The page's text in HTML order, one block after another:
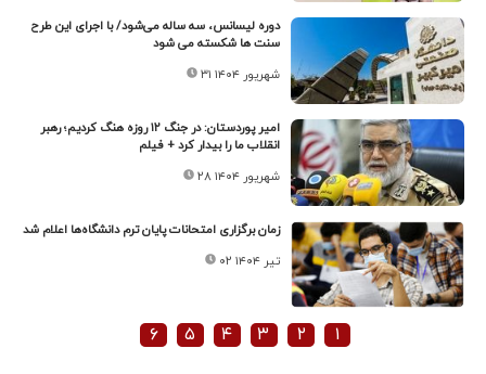
دوره لیسانس، سه ساله می‌شود/ با اجرای این طرح
سنت ها شکسته می شود
۳۱ شهریور ۱۴۰۴
امیر پوردستان: در جنگ ۱۲ روزه هنگ کردیم؛ رهبر
انقلاب ما را بیدار کرد + فیلم
۲۸ شهریور ۱۴۰۴
زمان برگزاری امتحانات پایان ترم دانشگاه‌ها اعلام شد
۰۲ تیر ۱۴۰۴
۱ ۲ ۳ ۴ ۵ ۶